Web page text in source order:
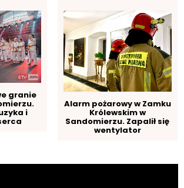
granie
i
Alarm pożarowy w Zamku
Królewskim w
Sandomierzu. Zapalił się
wentylator